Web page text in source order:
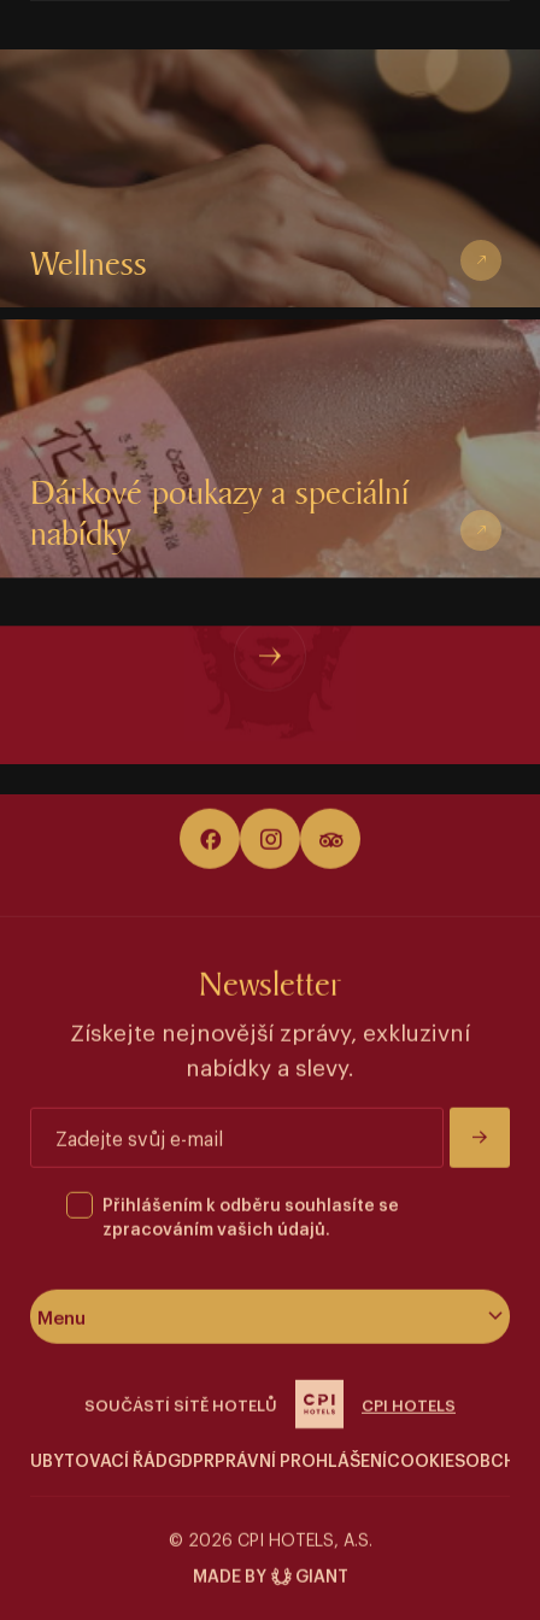
Wellness
Dárkové poukazy a speciální
nabídky
KAM DÁL?
O hotelu
Menu
O hotelu
Siddharta Café
Speciální nabídky
Newsletter
Získejte nejnovější zprávy, exkluzivní
nabídky a slevy.
Přihlášením k odběru souhlasíte se
zpracováním vašich údajů.
UBYTOVACÍ ŘÁDGDPRPRÁVNÍ PROHLÁŠENÍCOOKIES
SOUČÁSTÍ SÍTĚ HOTELŮ CPI HOTELS
MADE BY GIANT
© 2026 CPI HOTELS, A.S.